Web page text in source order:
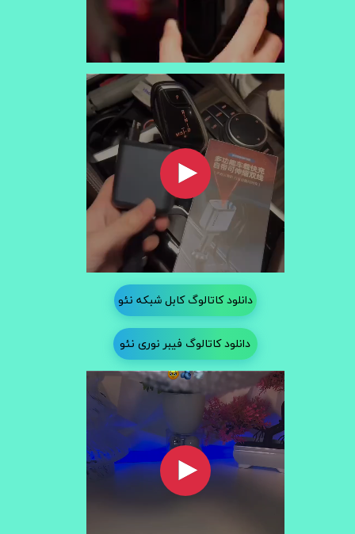
دانلود کاتالوگ کابل شبکه نئو
دانلود کاتالوگ فیبر نوری نئو